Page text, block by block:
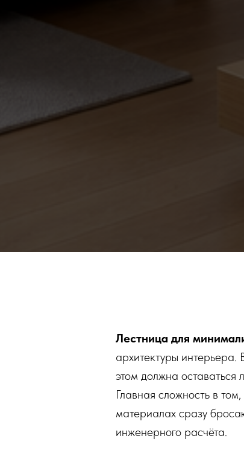
Лестница для
архитектуры интерьера.
этом должна оставаться
Главная сложность в
материалах сразу
инженерного расчёта.